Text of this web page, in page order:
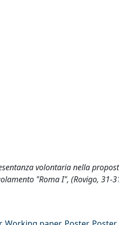
volontaria nella
"Roma I", (Rovigo, 31-